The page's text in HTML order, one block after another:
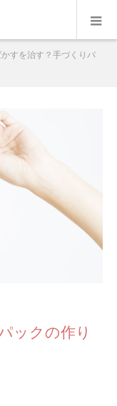
かすを治す？手づくりパ
ックの作り